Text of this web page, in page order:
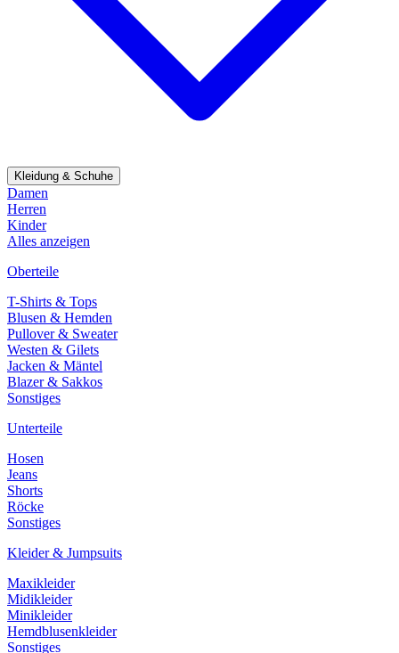
Kleidung & Schuhe
Damen
Herren
Kinder
Alles anzeigen
Oberteile
T-Shirts & Tops
Blusen & Hemden
Pullover & Sweater
Westen & Gilets
Jacken & Mäntel
Blazer & Sakkos
Sonstiges
Unterteile
Hosen
Jeans
Shorts
Röcke
Sonstiges
Kleider & Jumpsuits
Maxikleider
Midikleider
Minikleider
Hemdblusenkleider
Sonstiges